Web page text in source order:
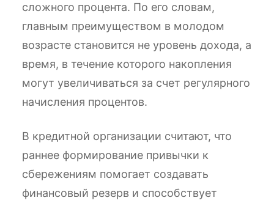
сложного процента. По его словам,
главным преимуществом в молодом
возрасте становится не уровень дохода, а
время, в течение которого накопления
могут увеличиваться за счет регулярного
начисления процентов.
В кредитной организации считают, что
раннее формирование привычки к
сбережениям помогает создавать
финансовый резерв и способствует